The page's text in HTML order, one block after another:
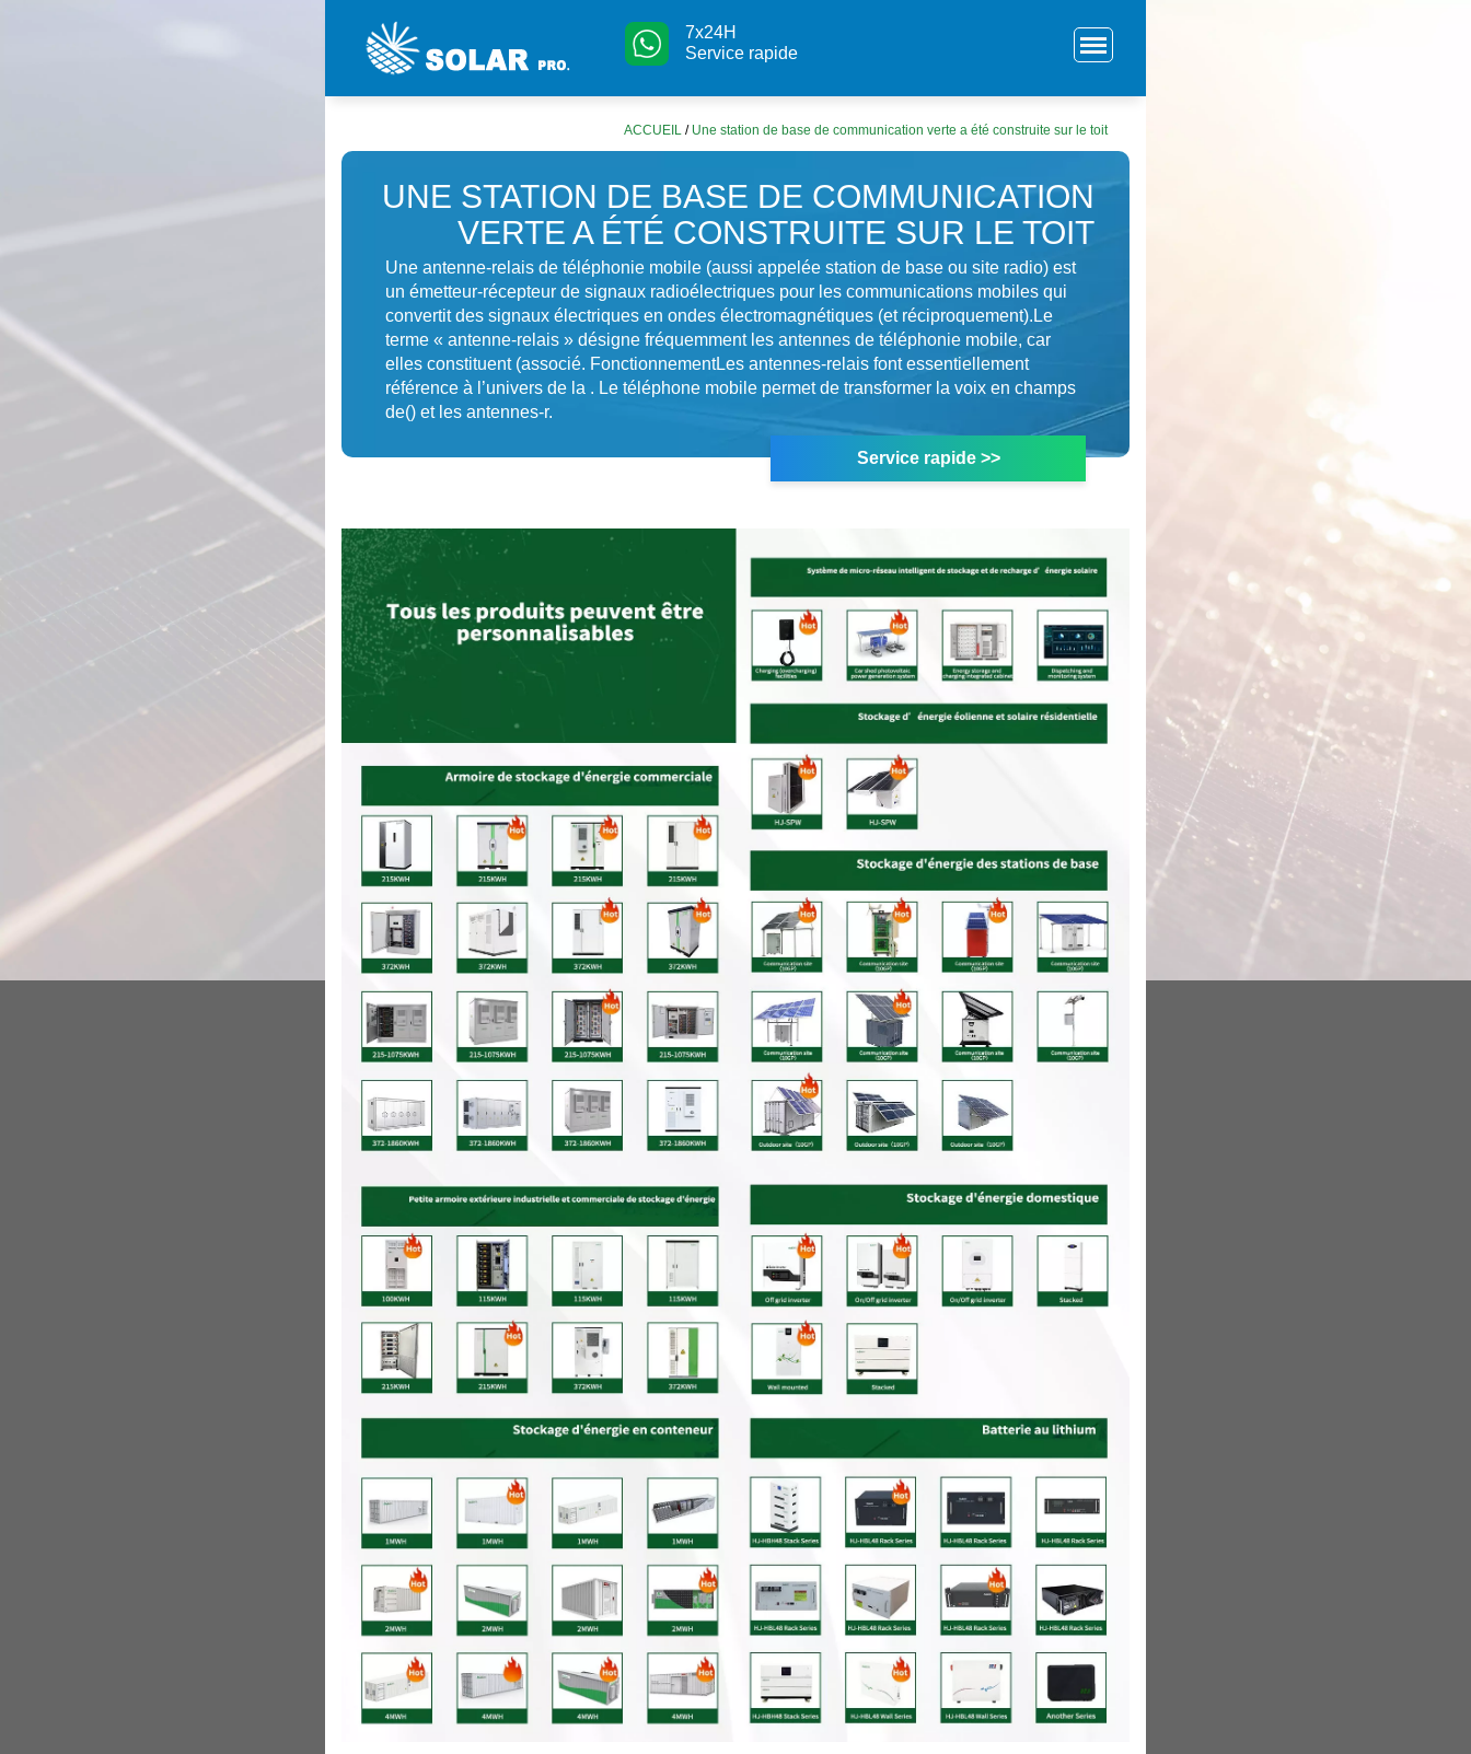
7x24H
Service rapide
ACCUEIL / Une station de base de communication verte a été construite sur le toit
UNE STATION DE BASE DE COMMUNICATION
VERTE A ÉTÉ CONSTRUITE SUR LE TOIT
Une antenne-relais de téléphonie mobile (aussi appelée station de base ou site radio) est
un émetteur-récepteur de signaux radioélectriques pour les communications mobiles qui
convertit des signaux électriques en ondes électromagnétiques (et réciproquement).Le
terme « antenne-relais » désigne fréquemment les antennes de téléphonie mobile, car
elles constituent (associé. FonctionnementLes antennes-relais font essentiellement
référence à l’univers de la . Le téléphone mobile permet de transformer la voix en champs
de() et les antennes-r.
Service rapide >>